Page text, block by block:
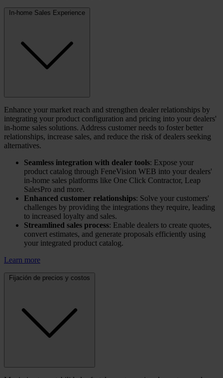
In-home Sales Experience
Enhance your market reach and strengthen dealer relationships by
integrating your product configuration and pricing into your dealers'
in-home sales solutions. Address customer needs to foster better
relationships, increase sales, and reduce the risk of dealers seeking
alternatives.
Seamless integration with dealer tools: Expose your
product catalog through FeneVision WEB into your dealers'
in-home sales platforms like One Click Contractor, Leap
SalesPro and more.
Enhanced customer relationships: Solve your customers'
challenges by providing the integrations they require, leading
to increased loyalty and sales.
Streamlined sales process: Enable dealers to create quotes,
convert estimates, and generate proposals efficiently using
your integrated product catalog.
Learn more
Fijación de precios y costos